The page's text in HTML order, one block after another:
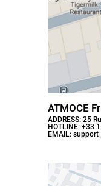
Configurador de
Encontrar um
Torne-se Nosso
Suporte Do Instalador
Sobre nós
Estudo De Caso
Notícias
Contactar-nos
ATMOCE
ADDRESS: 25
HOTLINE: +33
EMAIL: